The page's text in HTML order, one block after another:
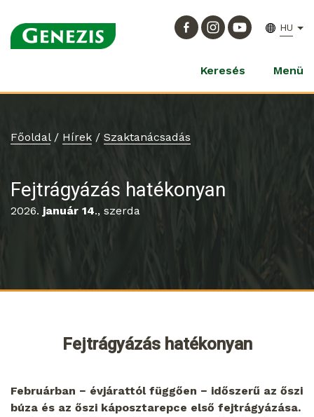
HU
Keresés Menü
Főoldal/ Hírek / Szaktanácsadás
Fejtrágyázás hatékonyan
2026. január 14., szerda
Fejtrágyázás hatékonyan
Februárban − évjárattól függően − időszerű az őszi
búza és az őszi káposztarepce első fejtrágyázása.